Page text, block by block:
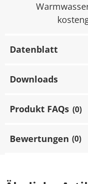
Datenblatt
Downloads
Produkt FAQs (0)
Bewertungen (0)